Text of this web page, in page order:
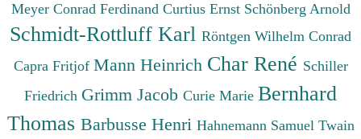
Meyer Conrad Ferdinand Curtius Ernst Schönberg Arnold
Schmidt-Rottluff Karl Röntgen Wilhelm Conrad
Capra Fritjof Mann Heinrich Char René Schiller
Friedrich Grimm Jacob Curie Marie Bernhard
Thomas Barbusse Henri Hahnemann Samuel Twain